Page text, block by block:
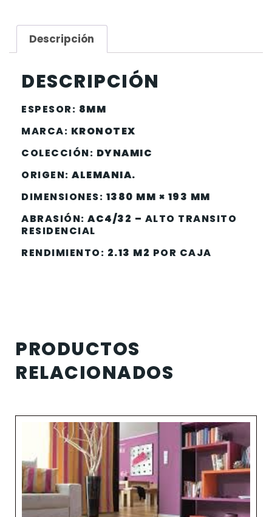
Descripción
DESCRIPCIÓN
ESPESOR: 8MM
MARCA: KRONOTEX
COLECCIÓN: DYNAMIC
ORIGEN: ALEMANIA.
DIMENSIONES: 1380 MM × 193 MM
ABRASIÓN: AC4/32 – ALTO TRANSITO
RESIDENCIAL
RENDIMIENTO: 2.13 M2 POR CAJA
PRODUCTOS
RELACIONADOS